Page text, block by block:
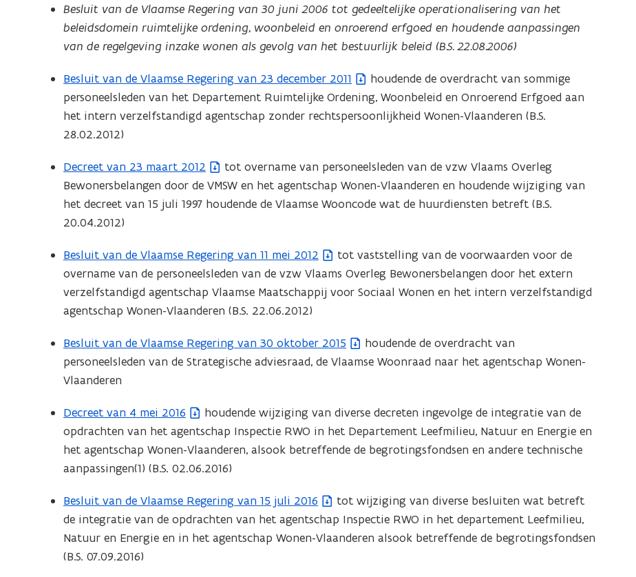
t
a
n
d
p
e
t
i
n
n
e
u
w
v
n
s
t
e
)
Besluit van de Vlaamse Regering van 30 juni 2006 tot gedeeltelijke operationalisering van het
beleidsdomein ruimtelijke ordening, woonbeleid en onroerend erfgoed en houdende aanpassingen
van de regelgeving inzake wonen als gevolg van het bestuurlijk beleid (B.S. 22.08.2006)
Besluit van de Vlaamse Regering van 23 december 2011
(
b
e
s
a
n
d
o
e
n
n
i
u
w
v
e
s
t
e
r
houdende de overdracht van sommige
personeelsleden van het Departement Ruimtelijke Ordening, Woonbeleid en Onroerend Erfgoed aan
het intern verzelfstandigd agentschap zonder rechtspersoonlijkheid Wonen-Vlaanderen (B.S.
28.02.2012)
Decreet van 23 maart 2012
(
b
e
s
a
n
d
o
e
n
i
n
n
i
u
w
v
e
tot overname van personeelsleden van de vzw Vlaams Overleg
Bewonersbelangen door de VMSW en het agentschap Wonen-Vlaanderen en houdende wijziging van
het decreet van 15 juli 1997 houdende de Vlaamse Wooncode wat de huurdiensten betreft (B.S.
20.04.2012)
Besluit van de Vlaamse Regering van 11 mei 2012
(
b
e
s
a
n
d
p
e
i
n
n
i
tot vaststelling van de voorwaarden voor de
overname van de personeelsleden van de vzw Vlaams Overleg Bewonersbelangen door het extern
verzelfstandigd agentschap Vlaamse Maatschappij voor Sociaal Wonen en het intern verzelfstandigd
agentschap Wonen-Vlaanderen (B.S. 22.06.2012)
Besluit van de Vlaamse Regering van 30 oktober 2015
(
b
e
t
a
n
d
p
houdende de overdracht van
personeelsleden van de Strategische adviesraad, de Vlaamse Woonraad naar het agentschap Wonen-
Vlaanderen
Decreet van 4 mei 2016
(
b
e
s
a
n
d
o
houdende wijziging van diverse decreten ingevolge de integratie van de
opdrachten van het agentschap Inspectie RWO in het Departement Leefmilieu, Natuur en Energie en
het agentschap Wonen-Vlaanderen, alsook betreffende de begrotingsfondsen en andere technische
aanpassingen(1) (B.S. 02.06.2016)
Besluit van de Vlaamse Regering van 15 juli 2016
(
b
e
s
tot wijziging van diverse besluiten wat betreft
de integratie van de opdrachten van het agentschap Inspectie RWO in het departement Leefmilieu,
Natuur en Energie en in het agentschap Wonen-Vlaanderen alsook betreffende de begrotingsfondsen
(B.S. 07.09.2016)